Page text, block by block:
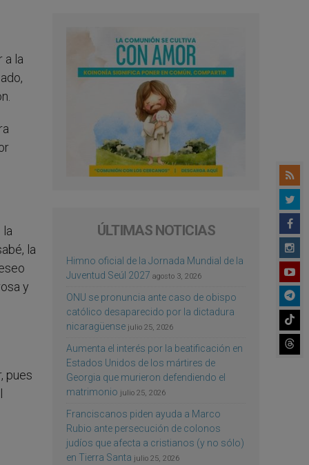
a la
la
la
y
pues
ÚLTIMAS NOTICIAS
Himno oficial de la Jornada Mundial de la
Juventud Seúl 2027 agosto 3, 2026
ONU se pronuncia ante caso de obispo
católico desaparecido por la dictadura
nicaragüense julio 25, 2026
Aumenta el interés por la beatificación en
Estados Unidos de los mártires de
Georgia que murieron defendiendo el
matrimonio julio 25, 2026
Franciscanos piden ayuda a Marco
Rubio ante persecución de colonos
judíos que afecta a cristianos (y no sólo)
en Tierra Santa julio 25, 2026